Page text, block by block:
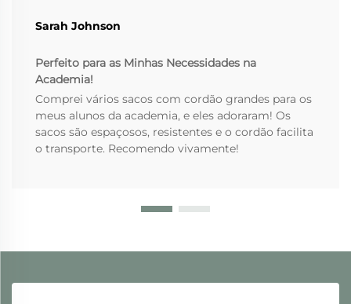
Sarah Johnson
Perfeito para as Minhas Necessidades na
Academia!
Comprei vários sacos com cordão grandes para os
meus alunos da academia, e eles adoraram! Os
sacos são espaçosos, resistentes e o cordão facilita
o transporte. Recomendo vivamente!